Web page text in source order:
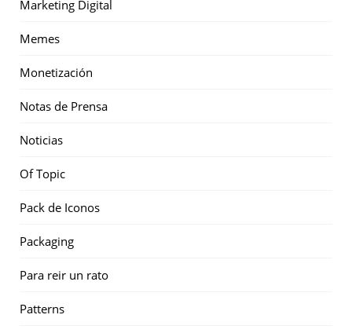
Marketing Digital
Memes
Monetización
Notas de Prensa
Noticias
Of Topic
Pack de Iconos
Packaging
Para reir un rato
Patterns